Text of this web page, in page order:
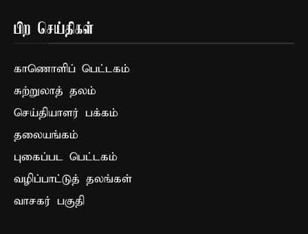
பிற செய்திகள்
காணொளிப் பெட்டகம்
சுற்றுலாத் தலம்
செய்தியாளர் பக்கம்
தலையங்கம்
புகைப்பட பெட்டகம்
வழிப்பாட்டுத் தலங்கள்
வாசகர் பகுதி